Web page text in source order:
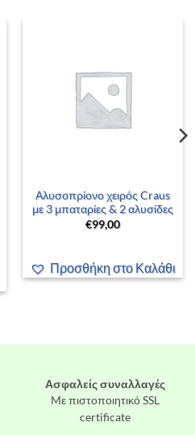
Αλυσοπρίονο χειρός Craus
με 3 μπαταρίες & 2 αλυσίδες
€99,00
Προσθήκη στο Καλάθι
Ασφαλείς συναλλαγές
Mε πιστοποιητικό SSL
certificate